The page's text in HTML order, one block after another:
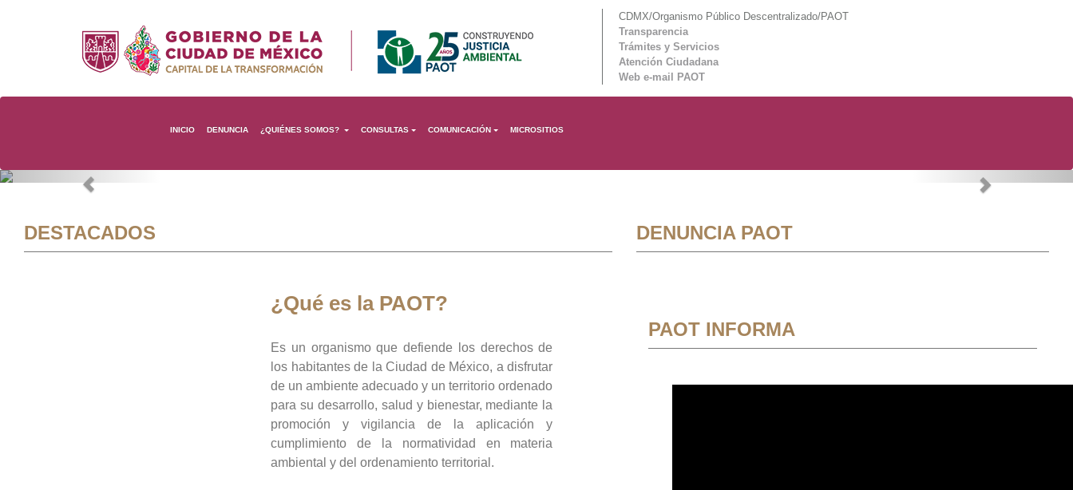
CDMX/Organismo Público Descentralizado/PAOT
Transparencia
Trámites y Servicios
Atención Ciudadana
Web e-mail PAOT
INICIO DENUNCIA ¿QUIÉNES SOMOS? CONSULTAS COMUNICACIÓN MICROSITIOS
Previous Next
DESTACADOS
¿Qué es la PAOT?
Es un organismo que defiende los derechos de
los habitantes de la Ciudad de México, a disfrutar
de un ambiente adecuado y un territorio ordenado
para su desarrollo, salud y bienestar, mediante la
promoción y vigilancia de la aplicación y
cumplimiento de la normatividad en materia
ambiental y del ordenamiento territorial.
DENUNCIA PAOT
PAOT INFORMA